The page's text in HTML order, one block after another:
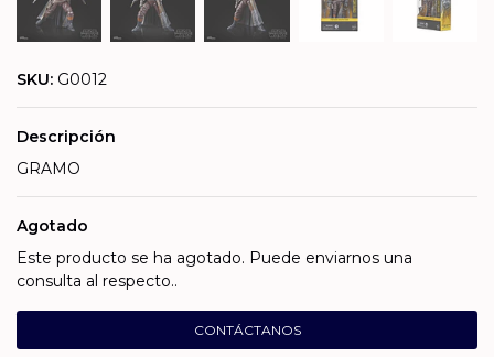
SKU: G0012
Descripción
GRAMO
Agotado
Este producto se ha agotado. Puede enviarnos una
consulta al respecto..
CONTÁCTANOS